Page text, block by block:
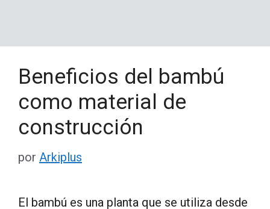
Beneficios del bambú
como material de
construcción
por Arkiplus
El bambú es una planta que se utiliza desde